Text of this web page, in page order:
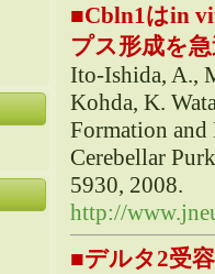
■Cbln1はin
プス形成を
Ito-Ishida, A.,
Kohda, K.
Formation and
Cerebellar
5930, 2008.
http://
■デルタ2受